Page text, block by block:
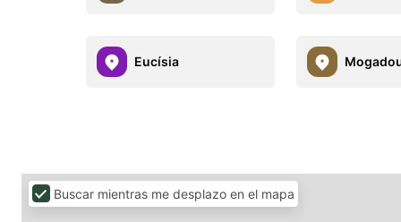
Eucísia
Buscar mientras me desplazo en el mapa